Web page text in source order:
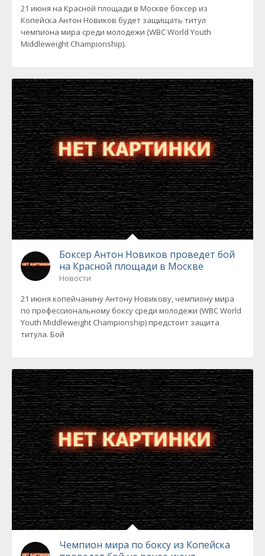
21 июня на Красной площади в Москве боксер из
Копейска Антон Новиков будет защищать титул
чемпиона мира среди молодежи (WBC World Youth
Middleweight Championship).
Боксер Антон Новиков проведет бой
на Красной площади в Москве
Новости
21 июня копейчанину Антону Новикову, чемпиону мира
по профессиональному боксу среди молодежи (WBC World
Youth Middleweight Championship) предстоит защита
титула. Бой
Чемпион мира по боксу из Копейска